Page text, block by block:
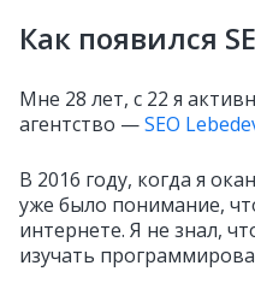
Как появился
Мне 28 лет, с 22 я
агентство —SEO
В 2016 году, когда я
уже было понимание,
интернете. Я не знал,
изучать